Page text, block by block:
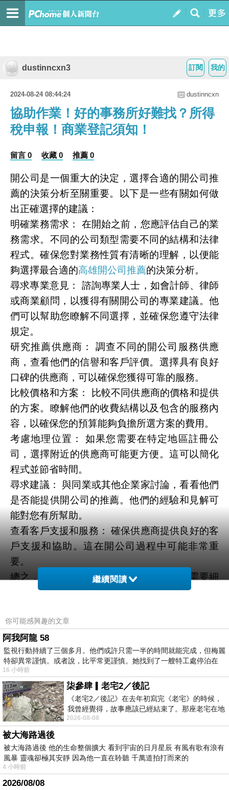
我的
訂閱
dustinncxn3
2024-08-24 08:44:24 dustinncxn
協助作業！好的事務所好難找？所得
稅申報！商業登記須知！
留言 0 收藏 0 推薦 0
開公司是一個重大的決定，選擇合適的開公司推
薦的決策分析至關重要。以下是一些有關如何做
出正確選擇的建議：
明確業務需求： 在開始之前，您應評估自己的業
務需求。不同的公司類型需要不同的結構和法律
程式。確保您對業務性質有清晰的理解，以便能
夠選擇最合適的高雄開公司推薦的決策分析。
尋求專業意見： 諮詢專業人士，如會計師、律師
或商業顧問，以獲得有關開公司的專業建議。他
們可以幫助您瞭解不同選擇，並確保您遵守法律
規定。
研究推薦供應商： 調查不同的開公司服務供應
商，查看他們的信譽和客戶評價。選擇具有良好
口碑的供應商，可以確保您獲得可靠的服務。
比較價格和方案： 比較不同供應商的價格和提供
的方案。瞭解他們的收費結構以及包含的服務內
容，以確保您的預算能夠負擔所選方案的費用。
考慮地理位置： 如果您需要在特定地區註冊公
司，選擇附近的供應商可能更方便。這可以簡化
程式並節省時間。
尋求建議： 與同業或其他企業家討論，看看他們
是否能提供開公司的推薦。他們的經驗和見解可
能對您有所幫助。
查看客戶支援和服務： 確保供應商提供良好的客
戶支援和協助。這在開公司過程中可能非常重
要。
總之，選擇合適的開公司推薦的決策分析需要細
心規劃和調查。不要著急做決定，確保您的選擇
作。
局勢分析：
局勢分析是公司設立過程中的關鍵步驟，它有助
於評估市場環境、競爭格局以及潛在風險和機
遇。以下是局勢分析的關鍵要素：
市場調查：進行市場研究以瞭解潛在客戶的需
求，市場規模和趨勢。這有助於確定你的業務是
否有市場。
競爭分析：研究競爭對手，包括其產品、定價策
略和市場份額。這可以幫助你找到差異化機會。
SWOT分析：分析公司的優勢、劣勢、機會和威
繼續閱讀
你可能感興趣的文章
阿我阿龍 58
監視行動持續了三個多月。他們或許只需一半的時間就能完成，但梅麗
特卻異常謹慎。或者說，比平常更謹慎。她找到了一艘特工處停泊在
16 小時前
柒參肆▎老宅2／後記
《老宅2／後記》在去年初寫完《老宅》的時候，
我曾經覺得，故事應該已經結束了。那座老宅在地
震中倒塌，七個人終於離開那片黑暗，
2026-08-08
被大海路過後
被大海路過後 他的生命整個擴大 看到宇宙的日月星辰 有風有歌有浪有
風暴 靈魂卻極其安靜 因為他一直在聆聽 千萬道拍打而來的
4 小時前
2026/08/08